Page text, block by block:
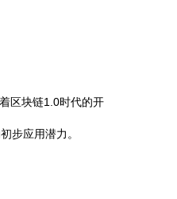
区块链1.0时代的开
步应用潜力。